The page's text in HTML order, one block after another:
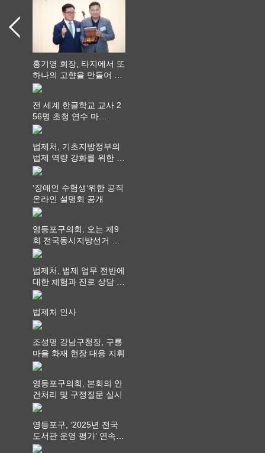
홍기영 회장, 타지에서 또
하나의 고향을 만들어 가
다
전 세계 한글학교 교사 2
56명 초청 연수 마
쳐...“수업은 더 깊게, 교
법제처, 기초지방정부의
법제 역량 강화를 위한 전
라권 현장설명회 개최
‘장애인 수험생‘위한 공직
온라인 설명회 공개
영등포구의회, 오는 제9
회 전국동시지방선거 ‧
"공직사회는 어느 때보다
를 지켜야 할 것"
법제처, 법제 업무 전반에
대한 체험과 진로 상담 기
회 제공
법제처 인사
조성명 강남구청장, 구룡
마을 화재 현장 대응 지휘
영등포구의회, 본회의 안
건처리 및 구정질문 실시
영등포구, ‘2025년 전국
도서관 운영 평가’ 연속
최고 영예 장관상에서 ‘대